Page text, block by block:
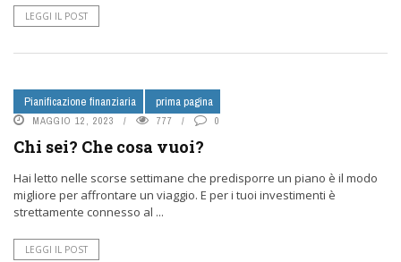
LEGGI IL POST
Pianificazione finanziaria prima pagina
MAGGIO 12, 2023 777 0
Chi sei? Che cosa vuoi?
Hai letto nelle scorse settimane che predisporre un piano è il modo
migliore per affrontare un viaggio. E per i tuoi investimenti è
strettamente connesso al ...
LEGGI IL POST